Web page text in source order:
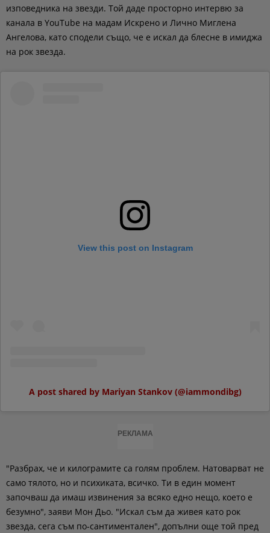
изповедника на звезди. Той даде просторно интервю за
канала в YouTube на мадам Искрено и Лично Миглена
Ангелова, като сподели също, че е искал да блесне в имиджа
на рок звезда.
View this post on Instagram
A post shared by Mariyan Stankov (@iammondibg)
РЕКЛАМА
"Разбрах, че и килограмите са голям проблем. Натоварват не
само тялото, но и психиката, всичко. Ти в един момент
започваш да имаш извинения за всяко едно нещо, което е
безумно", заяви Мон Дьо. "Искал съм да живея като рок
звезда, сега съм по-сантиментален", допълни още той пред